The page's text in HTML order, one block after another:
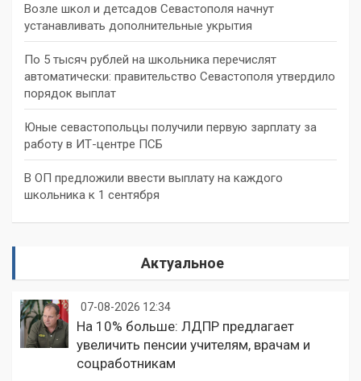
Возле школ и детсадов Севастополя начнут
устанавливать дополнительные укрытия
По 5 тысяч рублей на школьника перечислят
автоматически: правительство Севастополя утвердило
порядок выплат
Юные севастопольцы получили первую зарплату за
работу в ИТ-центре ПСБ
В ОП предложили ввести выплату на каждого
школьника к 1 сентября
Актуальное
07-08-2026 12:34
На 10% больше: ЛДПР предлагает
увеличить пенсии учителям, врачам и
соцработникам